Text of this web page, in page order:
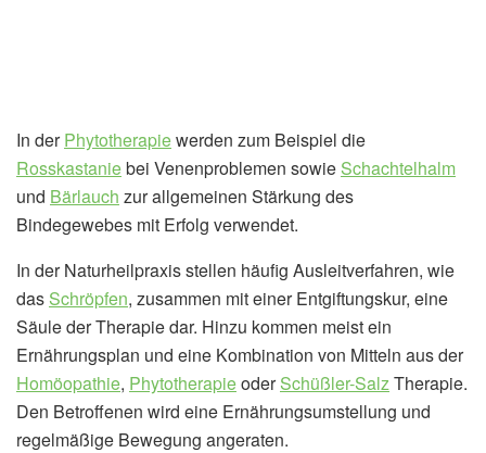
In derPhytotherapiewerden zum Beispiel die
Rosskastaniebei Venenproblemen sowie Schachtelhalm
und Bärlauch zur allgemeinen Stärkung des
Bindegewebes mit Erfolg verwendet.
In der Naturheilpraxis stellen häufig Ausleitverfahren, wie
das Schröpfen, zusammen mit einer Entgiftungskur, eine
Säule der Therapie dar. Hinzu kommen meist ein
Ernährungsplan und eine Kombination von Mitteln aus der
Homöopathie, PhytotherapieoderSchüßler-SalzTherapie.
Den Betroffenen wird eine Ernährungsumstellung und
regelmäßige Bewegung angeraten.